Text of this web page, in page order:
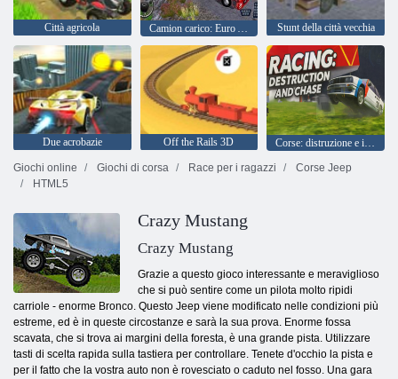
Città agricola Camion carico: Euro American Tour Stunt della città vecchia
Due acrobazie Off the Rails 3D
Corse: distruzione e inseguimento
Giochi online
Giochi di corsa Race per i ragazzi
Corse Jeep
HTML5
Crazy Mustang
Crazy Mustang
Grazie a questo gioco interessante e meraviglioso
che si può sentire come un pilota molto ripidi
carriole - enorme Bronco. Questo Jeep viene modificato nelle condizioni più
estreme, ed è in queste circostanze e sarà la sua prova. Enorme fossa
scavata, che si trova ai margini della foresta, è una grande pista. Utilizzare
tasti di scelta rapida sulla tastiera per controllare. Tenete d'occhio la pista e
per il fatto che la vostra auto non è rovesciato o caduto nel fosso. Una gara